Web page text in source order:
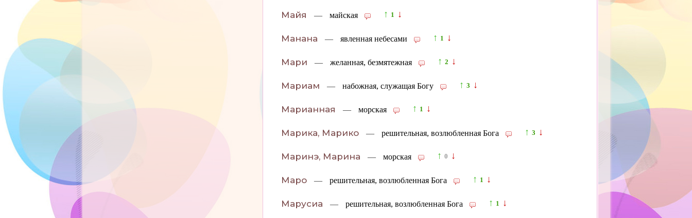
Майя — майская ↑ 1 ↓
Манана — явленная небесами ↑ 1 ↓
Мари — желанная, безмятежная ↑ 2 ↓
Мариам — набожная, служащая Богу ↑ 3 ↓
Марианная — морская ↑ 1 ↓
Марика, Марико — решительная, возлюбленная Бога ↑ 3 ↓
Маринэ, Марина — морская ↑ 0 ↓
Маро — решительная, возлюбленная Бога ↑ 1 ↓
Марусиа — решительная, возлюбленная Бога ↑ 1 ↓